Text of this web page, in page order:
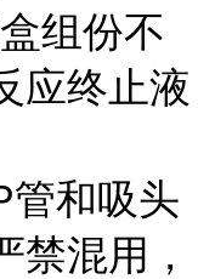
组份不
应终止液
管和吸头
禁混用，